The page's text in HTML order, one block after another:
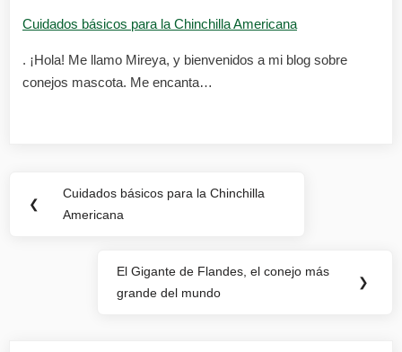
Cuidados básicos para la Chinchilla Americana
. ¡Hola! Me llamo Mireya, y bienvenidos a mi blog sobre
conejos mascota. Me encanta…
Navegación
de❮
Previous
Post:
Cuidados básicos para la Chinchilla
Americana
Next
Post:
El Gigante de Flandes, el conejo más
grande del mundo
❯